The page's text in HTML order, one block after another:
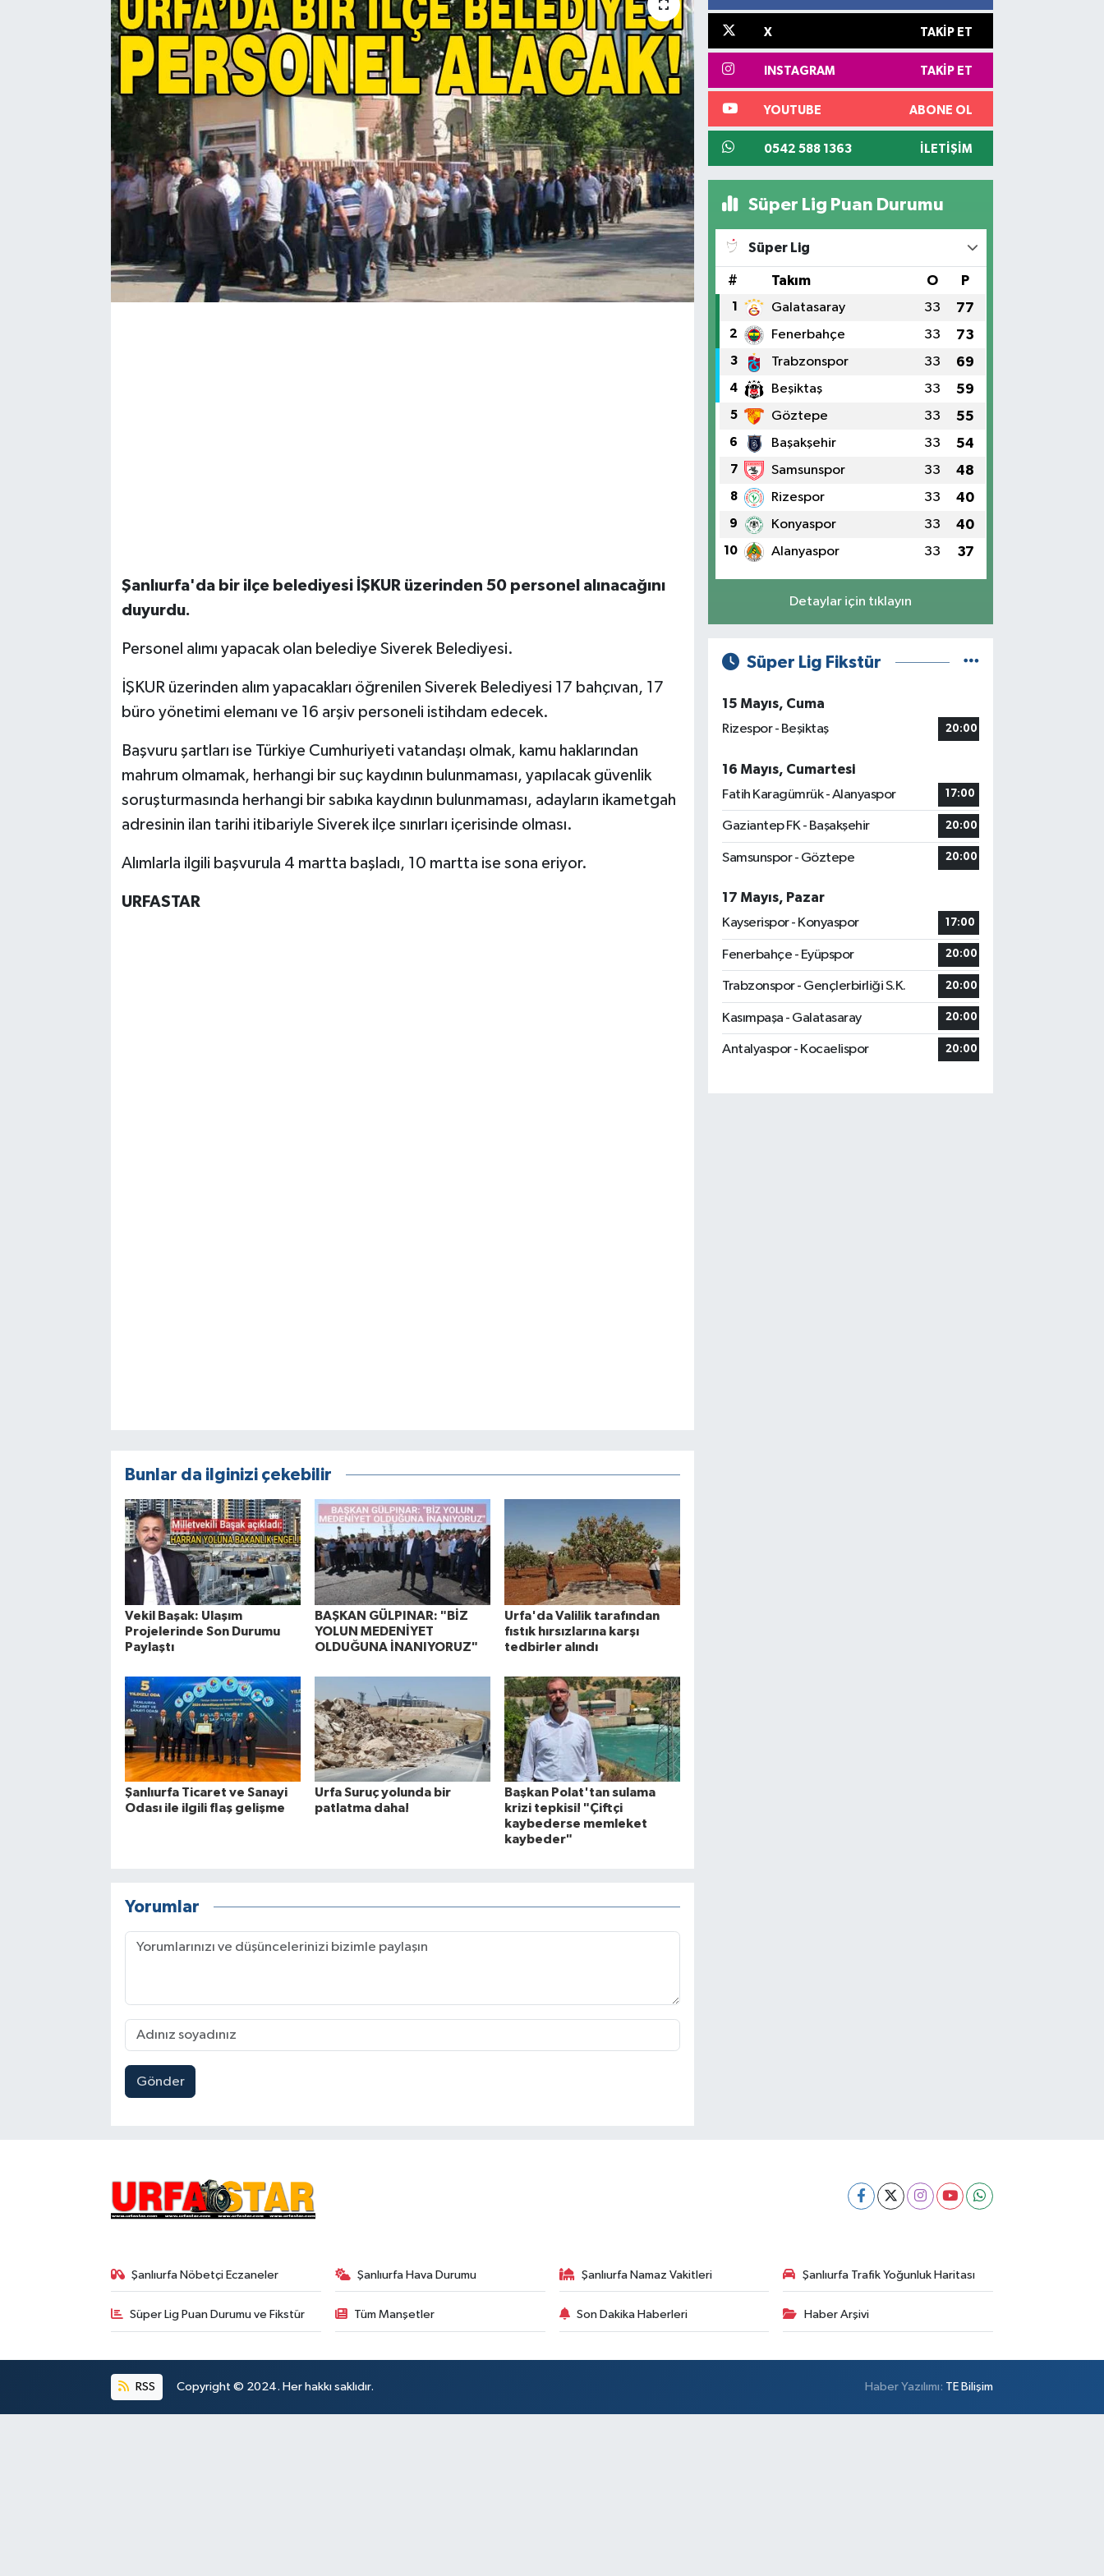
Şanlıurfa'da bir ilçe belediyesi İŞKUR üzerinden 50 personel alınacağını
duyurdu.
Personel alımı yapacak olan belediye Siverek Belediyesi.
İŞKUR üzerinden alım yapacakları öğrenilen Siverek Belediyesi 17 bahçıvan, 17
büro yönetimi elemanı ve 16 arşiv personeli istihdam edecek.
Başvuru şartları ise Türkiye Cumhuriyeti vatandaşı olmak, kamu haklarından
mahrum olmamak, herhangi bir suç kaydının bulunmaması, yapılacak güvenlik
soruşturmasında herhangi bir sabıka kaydının bulunmaması, adayların ikametgah
adresinin ilan tarihi itibariyle Siverek ilçe sınırları içerisinde olması.
Alımlarla ilgili başvurula 4 martta başladı, 10 martta ise sona eriyor.
URFASTAR
Bunlar da ilginizi çekebilir
Vekil Başak: Ulaşım
Projelerinde Son Durumu
Paylaştı
BAŞKAN GÜLPINAR: "BİZ
YOLUN MEDENİYET
OLDUĞUNA İNANIYORUZ"
Urfa'da Valilik tarafından
fıstık hırsızlarına karşı
tedbirler alındı
Şanlıurfa Ticaret ve Sanayi
Odası ile ilgili flaş gelişme
Urfa Suruç yolunda bir
patlatma daha!
Başkan Polat'tan sulama
krizi tepkisi! "Çiftçi
kaybederse memleket
kaybeder"
Yorumlar
Gönder
X TAKIP ET
INSTAGRAM TAKIP ET
YOUTUBE ABONE OL
0542 588 1363 İLETIŞIM
Süper Lig Puan Durumu
Süper Lig
# Takım O P
1 Galatasaray 33 77
2 Fenerbahçe 33 73
3 Trabzonspor 33 69
4 Beşiktaş 33 59
5 Göztepe 33 55
6 Başakşehir 33 54
7 Samsunspor 33 48
8 Rizespor 33 40
9 Konyaspor 33 40
10 Alanyaspor 33 37
Detaylar için tıklayın
Süper Lig Fikstür
15 Mayıs, Cuma
Rizespor - Beşiktaş
20:00
16 Mayıs, Cumartesi
Fatih Karagümrük - Alanyaspor
17:00
Gaziantep FK - Başakşehir 20:00
Samsunspor - Göztepe 20:00
17 Mayıs, Pazar
Kayserispor - Konyaspor
17:00
Fenerbahçe - Eyüpspor 20:00
Trabzonspor - Gençlerbirliği S.K. 20:00
Kasımpaşa - Galatasaray 20:00
Antalyaspor - Kocaelispor 20:00
Şanlıurfa Nöbetçi Eczaneler Şanlıurfa Hava Durumu Şanlıurfa Namaz Vakitleri Şanlıurfa Trafik Yoğunluk Haritası
Süper Lig Puan Durumu ve Fikstür Tüm Manşetler Son Dakika Haberleri Haber Arşivi
RSS Copyright © 2024. Her hakkı saklıdır. Haber Yazılımı: TE Bilişim